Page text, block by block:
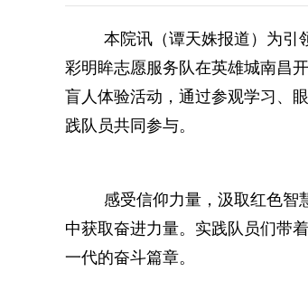
本院讯（谭天姝报道）为引
彩明眸志愿服务队在英雄城南昌
盲人体验活动，通过参观学习、
践队员共同参与。
感受信仰力量，汲取红色智
中获取奋进力量。实践队员们带
一代的奋斗篇章。